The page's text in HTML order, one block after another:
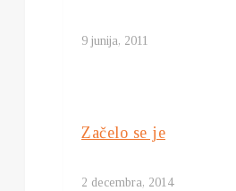
9 junija, 2011
Začelo se je
2 decembra, 2014